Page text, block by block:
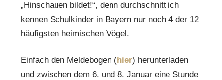
„Hinschauen bildet!“, denn durchschnittlich
kennen Schulkinder in Bayern nur noch 4 der 12
häufigsten heimischen Vögel.
Einfach den Meldebogen (hier) herunterladen
und zwischen dem 6. und 8. Januar eine Stunde